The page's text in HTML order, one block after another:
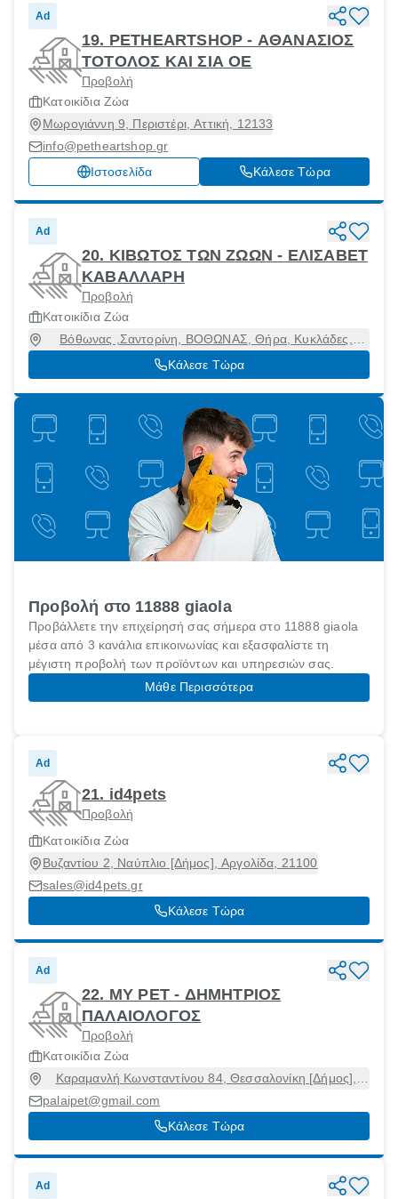
Ad
19. PETHEARTSHOP - ΑΘΑΝΑΣΙΟΣ
ΤΟΤΟΛΟΣ ΚΑΙ ΣΙΑ ΟΕ
Προβολή
Κατοικίδια Ζώα
Μωρογιάννη 9, Περιστέρι, Αττική, 12133
info@petheartshop.gr
Ιστοσελίδα
Κάλεσε Τώρα
Ad
20. ΚΙΒΩΤΟΣ ΤΩΝ ΖΩΩΝ - ΕΛΙΣΑΒΕΤ
ΚΑΒΑΛΛΑΡΗ
Προβολή
Κατοικίδια Ζώα
Βόθωνας ,Σαντορίνη, ΒΟΘΩΝΑΣ, Θήρα, Κυκλάδες,
84700
Κάλεσε Τώρα
Προβολή στο 11888 giaola
Προβάλλετε την επιχείρησή σας σήμερα στο 11888 giaola
μέσα από 3 κανάλια επικοινωνίας και εξασφαλίστε τη
μέγιστη προβολή των προϊόντων και υπηρεσιών σας.
Μάθε Περισσότερα
Ad
21. id4pets
Προβολή
Κατοικίδια Ζώα
Βυζαντίου 2, Ναύπλιο [Δήμος], Αργολίδα, 21100
sales@id4pets.gr
Κάλεσε Τώρα
Ad
22. MY PET - ΔΗΜΗΤΡΙΟΣ
ΠΑΛΑΙΟΛΟΓΟΣ
Προβολή
Κατοικίδια Ζώα
Καραμανλή Κωνσταντίνου 84, Θεσσαλονίκη [Δήμος],
Θεσσαλονίκη, 54644
palaipet@gmail.com
Κάλεσε Τώρα
Ad